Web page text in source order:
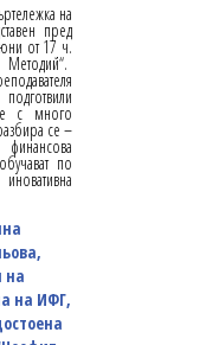
на
пред
от 17 ч.
с много
се –
по
на
на ИФГ,